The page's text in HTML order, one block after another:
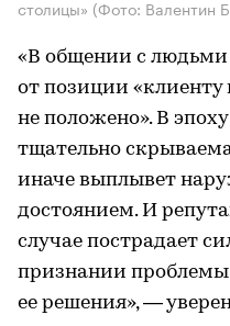
столицы» (Фото: Валентин
«В общении с
от позиции «клиенту
не положено». В
тщательно
иначе выплывет
достоянием. И
случае пострадает
признании проблемы
ее решения», —